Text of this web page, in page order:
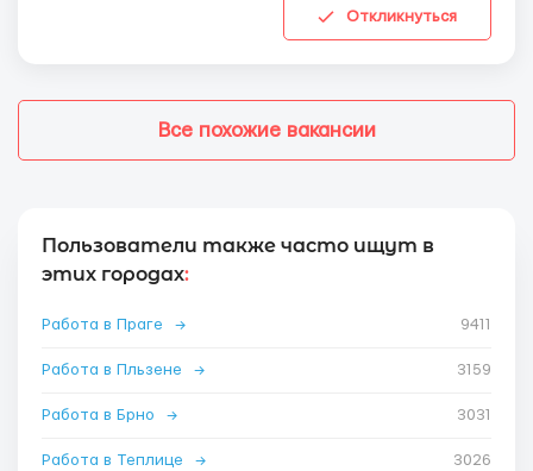
Откликнуться
Все похожие вакансии
Пользователи также часто ищут в
этих городах:
Работа в Праге → 9411
Работа в Пльзене → 3159
Работа в Брно → 3031
Работа в Теплице → 3026